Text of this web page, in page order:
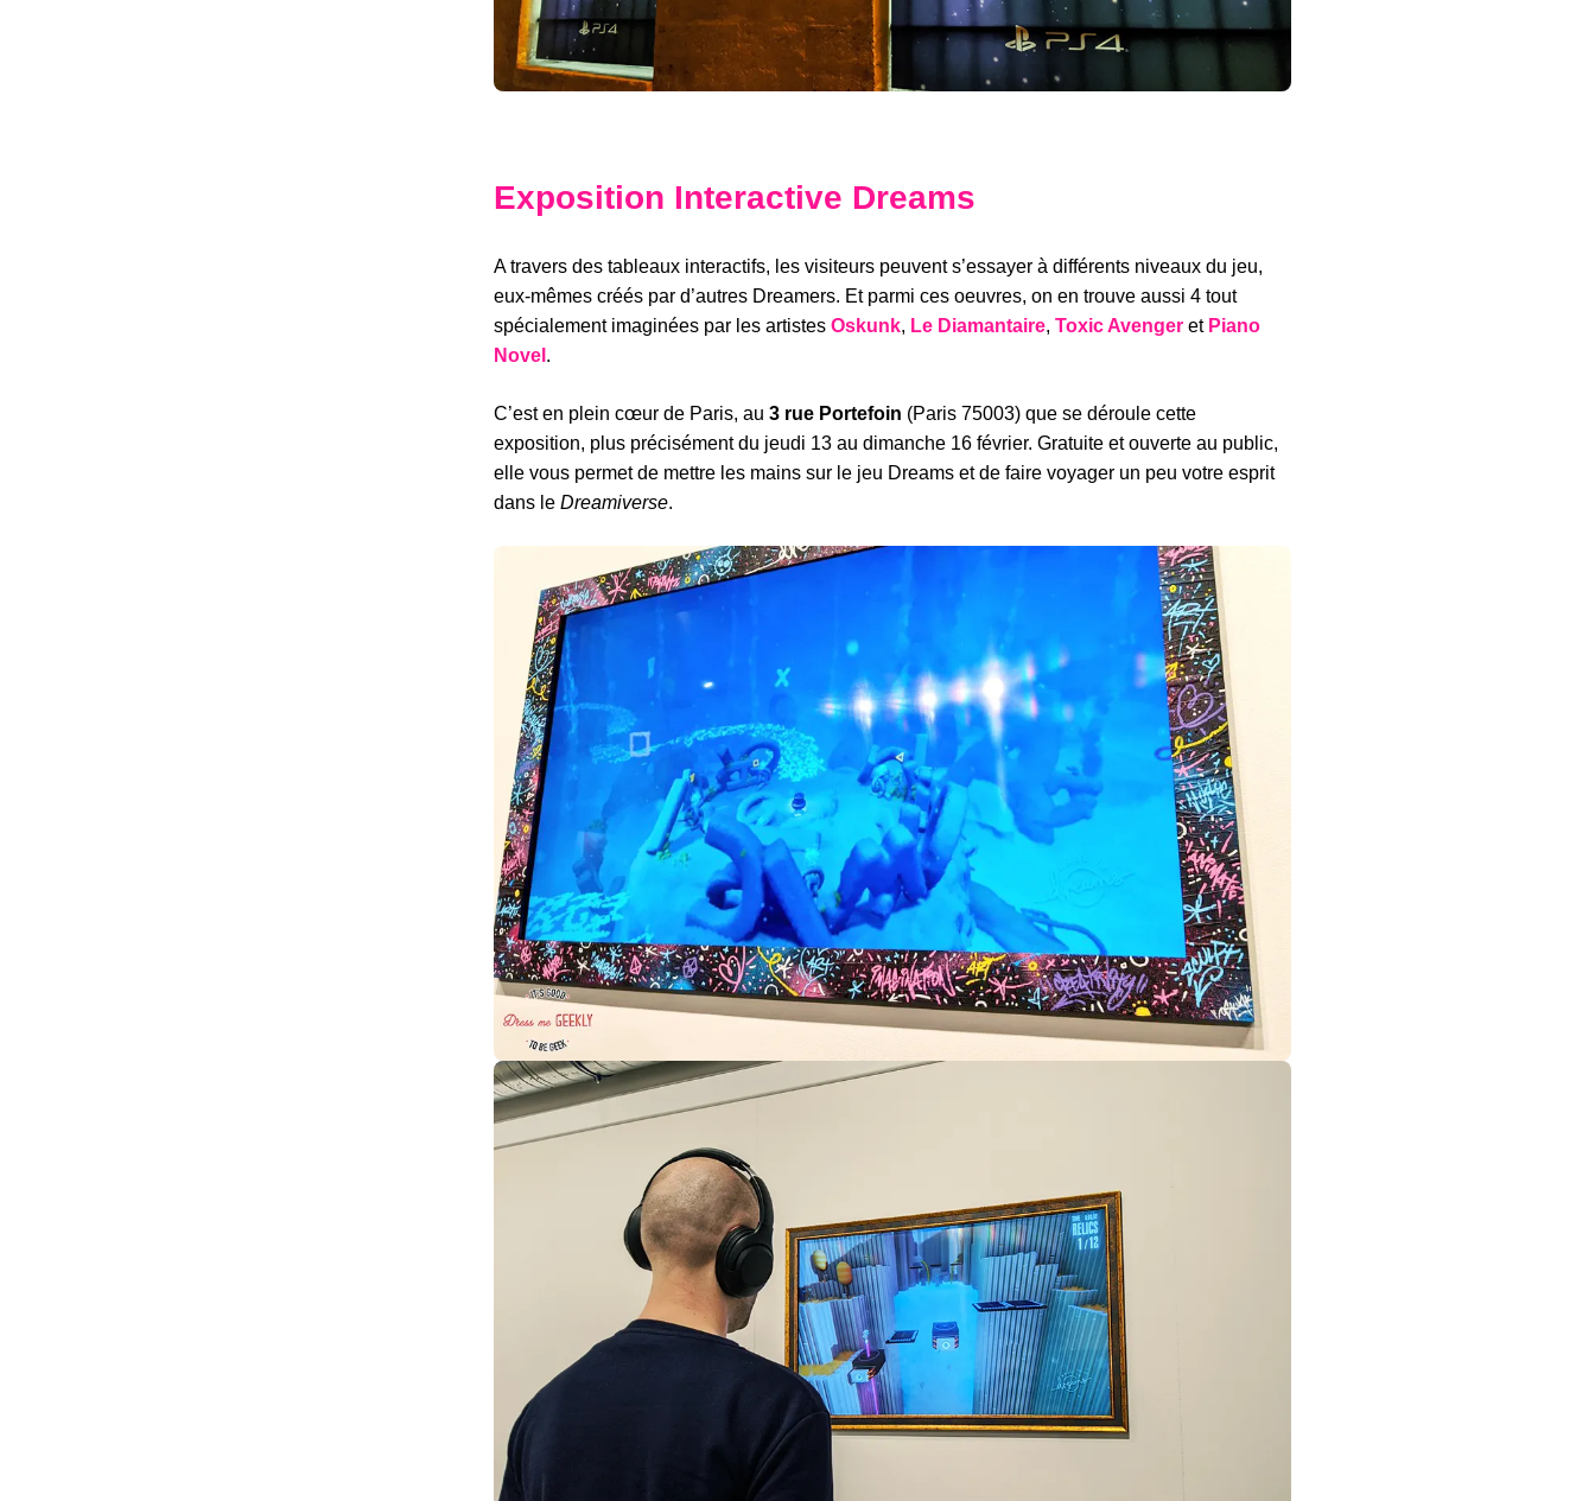
Exposition Interactive Dreams
A travers des tableaux interactifs, les visiteurs peuvent s’essayer à différents niveaux du jeu,
eux-mêmes créés par d’autres Dreamers. Et parmi ces oeuvres, on en trouve aussi 4 tout
spécialement imaginées par les artistes Oskunk, Le Diamantaire, Toxic Avenger et Piano
Novel .
C’est en plein cœur de Paris, au 3 rue Portefoin (Paris 75003) que se déroule cette
exposition, plus précisément du jeudi 13 au dimanche 16 février. Gratuite et ouverte au public,
elle vous permet de mettre les mains sur le jeu Dreams et de faire voyager un peu votre esprit
dans le Dreamiverse.